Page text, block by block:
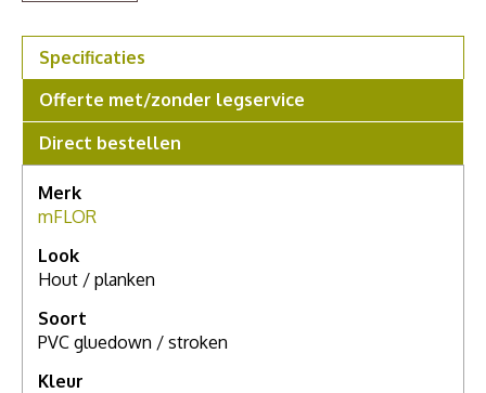
Bestel een PVC staal om thuis te bekijken, vraag een
offerte aan of maak een afspraak in de
Gravelandvoor een compleet persoonlijk advies.
Specificaties
Offerte met/zonder legservice
Direct bestellen
Merk
mFLOR
Look
Hout / planken
Soort
PVC gluedown / stroken
Kleur